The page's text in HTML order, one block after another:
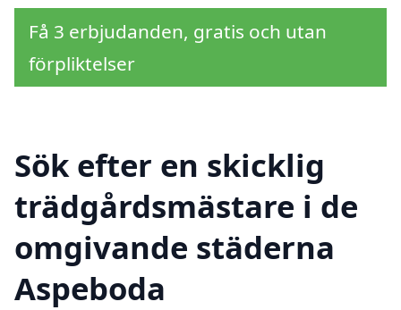
Få 3 erbjudanden, gratis och utan
förpliktelser
Sök efter en skicklig
trädgårdsmästare i de
omgivande städerna
Aspeboda